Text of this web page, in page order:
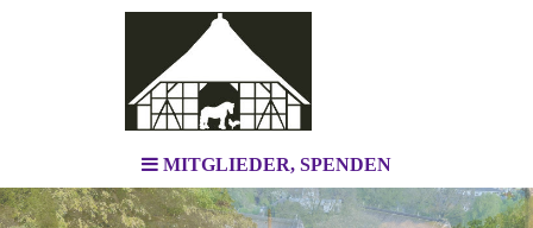
MITGLIEDER, SPENDEN